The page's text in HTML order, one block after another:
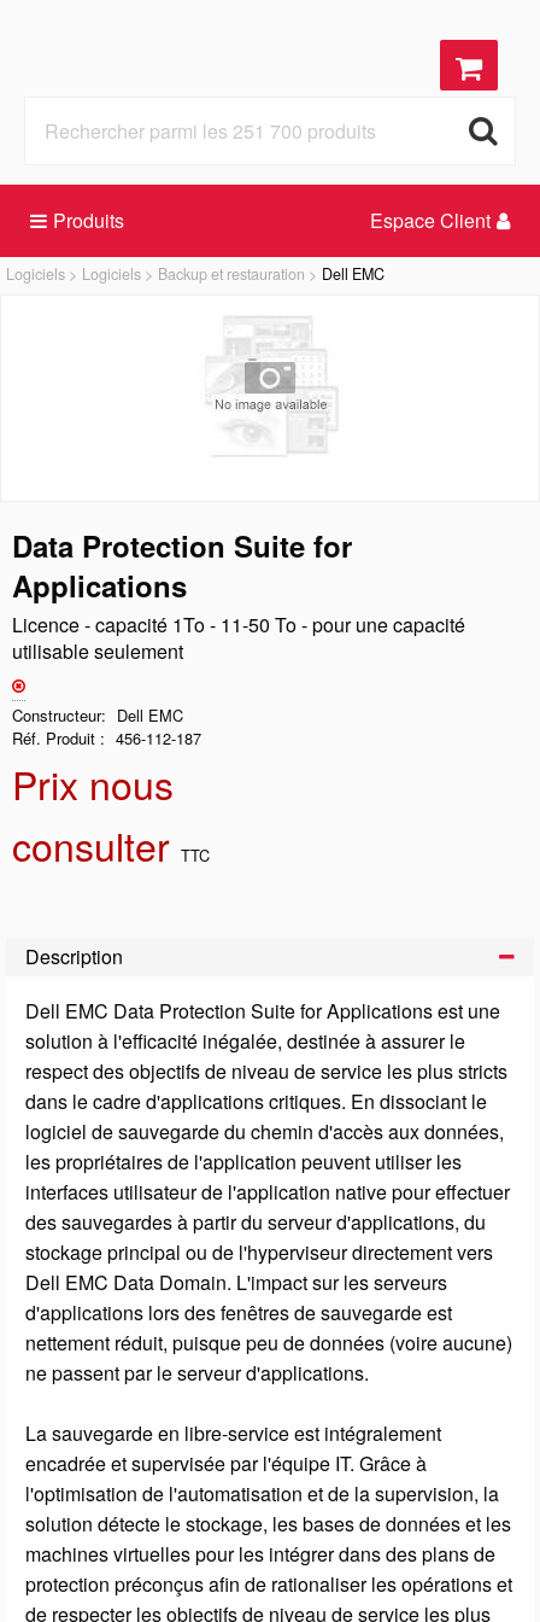
Produits Espace Client
Logiciels Logiciels Backup et restauration Dell EMC
Data Protection Suite for
Applications
Licence - capacité 1To - 11-50 To - pour une capacité
utilisable seulement
Constructeur
Dell EMC
Réf. Produit
456-112-187
Prix nous
consulter TTC
Description
Dell EMC Data Protection Suite for Applications est une
solution à l'efficacité inégalée, destinée à assurer le
respect des objectifs de niveau de service les plus stricts
dans le cadre d'applications critiques. En dissociant le
logiciel de sauvegarde du chemin d'accès aux données,
les propriétaires de l'application peuvent utiliser les
interfaces utilisateur de l'application native pour effectuer
des sauvegardes à partir du serveur d'applications, du
stockage principal ou de l'hyperviseur directement vers
Dell EMC Data Domain. L'impact sur les serveurs
d'applications lors des fenêtres de sauvegarde est
nettement réduit, puisque peu de données (voire aucune)
ne passent par le serveur d'applications.
La sauvegarde en libre-service est intégralement
encadrée et supervisée par l'équipe IT. Grâce à
l'optimisation de l'automatisation et de la supervision, la
solution détecte le stockage, les bases de données et les
machines virtuelles pour les intégrer dans des plans de
protection préconçus afin de rationaliser les opérations et
de respecter les objectifs de niveau de service les plus